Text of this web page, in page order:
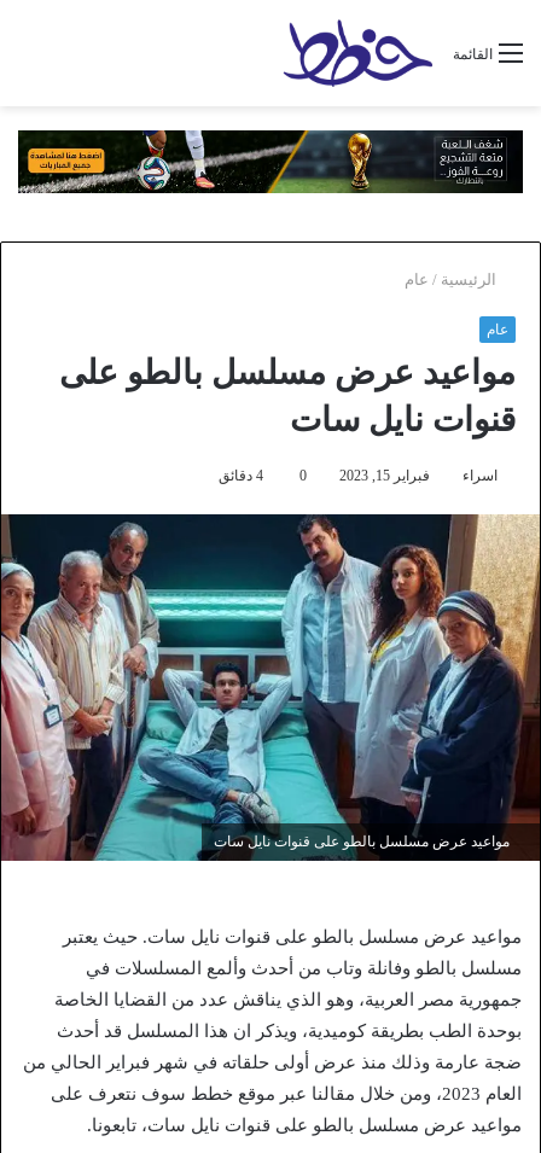
القائمة
الرئيسية / عام
عام
مواعيد عرض مسلسل بالطو على
قنوات نايل سات
اسراء فبراير 15, 2023 0
مواعيد عرض مسلسل بالطو على قنوات نايل سات
مواعيد عرض مسلسل بالطو على قنوات نايل سات. حيث يعتبر
مسلسل بالطو وفانلة وتاب من أحدث وألمع المسلسلات في
جمهورية مصر العربية، وهو الذي يناقش عدد من القضايا الخاصة
بوحدة الطب بطريقة كوميدية، ويذكر ان هذا المسلسل قد أحدث
ضجة عارمة وذلك منذ عرض أولى حلقاته في شهر فبراير الحالي من
العام 2023، ومن خلال مقالنا عبر موقع خطط سوف نتعرف على
مواعيد عرض مسلسل بالطو على قنوات نايل سات، تابعونا.